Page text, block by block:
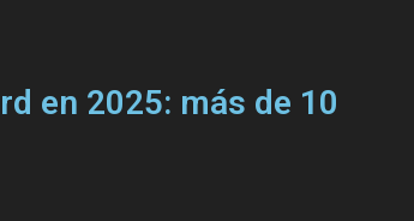
en 2025: más de 10